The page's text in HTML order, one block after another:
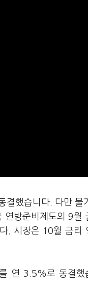
했습니다. 다만 물
방준비제도의 9월
. 시장은 10월 금리
연 3.5%로 동결했